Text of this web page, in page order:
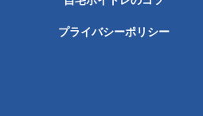
プライバシーポリシー